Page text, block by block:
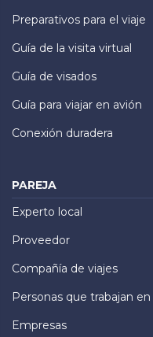
Preparativos para el viaje
Guía de la visita virtual
Guía de visados
Guía para viajar en avión
Conexión duradera
PAREJA
Experto local
Proveedor
Compañía de viajes
Personas que trabajan
Empresas